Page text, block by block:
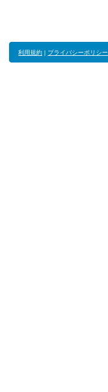
利用規約 | プライバシーポリシー